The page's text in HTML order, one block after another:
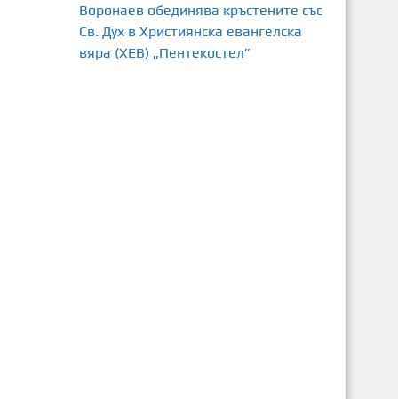
Воронаев обединява кръстените със
Св. Дух в Християнска евангелска
вяра (ХЕВ) „Пентекостел”